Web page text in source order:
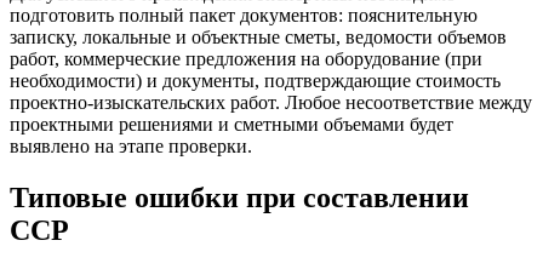
подготовить полный пакет документов: пояснительную
записку, локальные и объектные сметы, ведомости объемов
работ, коммерческие предложения на оборудование (при
необходимости) и документы, подтверждающие стоимость
проектно-изыскательских работ. Любое несоответствие между
проектными решениями и сметными объемами будет
выявлено на этапе проверки.
Типовые ошибки при составлении
ССР